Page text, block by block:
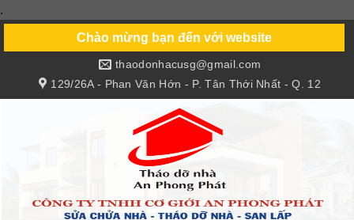
.
content
Chào mừng bạn đến với website
129/26A - Phan Văn Hớn - P. Tân Thới Nhất - Q. 12
thaodonhacusg@gmail.com